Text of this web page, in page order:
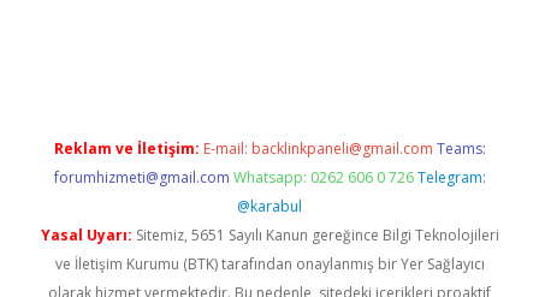
Reklam ve İletişim: E-mail: backlinkpaneli@gmail.com Teams:
forumhizmeti@gmail.com Whatsapp: 0262 606 0 726 Telegram:
@karabul
Yasal Uyarı: Sitemiz, 5651 Sayılı Kanun gereğince Bilgi Teknolojileri
ve İletişim Kurumu (BTK) tarafından onaylanmış bir Yer Sağlayıcı
olarak hizmet vermektedir. Bu nedenle, sitedeki içerikleri proaktif